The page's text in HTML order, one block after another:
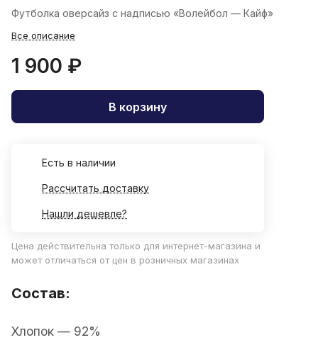
Футболка oверсайз с надписью «Волейбол — Кайф»
Все описание
1 900 ₽
В корзину
Есть в наличии
Рассчитать доставку
Нашли дешевле?
Цена действительна только для интернет-магазина и
может отличаться от цен в розничных магазинах
Состав:
Хлопок — 92%